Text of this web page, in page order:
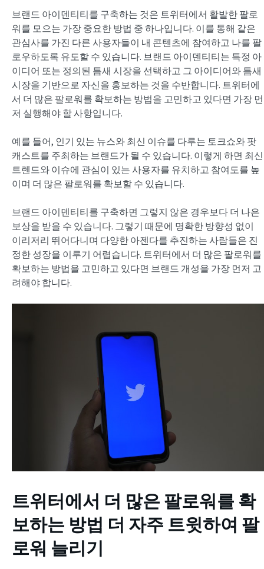
브랜드 아이덴티티를 구축하는 것은 트위터에서 활발한 팔로
워를 모으는 가장 중요한 방법 중 하나입니다. 이를 통해 같은
관심사를 가진 다른 사용자들이 내 콘텐츠에 참여하고 나를 팔
로우하도록 유도할 수 있습니다. 브랜드 아이덴티티는 특정 아
이디어 또는 정의된 틈새 시장을 선택하고 그 아이디어와 틈새
시장을 기반으로 자신을 홍보하는 것을 수반합니다. 트위터에
서 더 많은 팔로워를 확보하는 방법을 고민하고 있다면 가장 먼
저 실행해야 할 사항입니다.
예를 들어, 인기 있는 뉴스와 최신 이슈를 다루는 토크쇼와 팟
캐스트를 주최하는 브랜드가 될 수 있습니다. 이렇게 하면 최신
트렌드와 이슈에 관심이 있는 사용자를 유치하고 참여도를 높
이며 더 많은 팔로워를 확보할 수 있습니다.
브랜드 아이덴티티를 구축하면 그렇지 않은 경우보다 더 나은
보상을 받을 수 있습니다. 그렇기 때문에 명확한 방향성 없이
이리저리 뛰어다니며 다양한 아젠다를 추진하는 사람들은 진
정한 성장을 이루기 어렵습니다. 트위터에서 더 많은 팔로워를
확보하는 방법을 고민하고 있다면 브랜드 개성을 가장 먼저 고
려해야 합니다.
트위터에서 더 많은 팔로워를 확
보하는 방법 더 자주 트윗하여 팔
로워 늘리기